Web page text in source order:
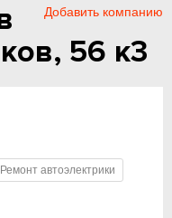
Добавить компанию
56 к3
Ремонт автоэлектрики